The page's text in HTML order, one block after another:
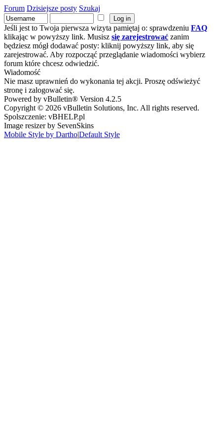
Forum Dzisiejsze posty Szukaj
Jeśli jest to Twoja pierwsza wizyta pamiętaj o: sprawdzeniu FAQ
klikając w powyższy link. Musisz się zarejestrować zanim
będziesz mógł dodawać posty: kliknij powyższy link, aby się
zarejestrować. Aby rozpocząć przeglądanie wiadomości wybierz
forum które chcesz odwiedzić.
Wiadomość
Nie masz uprawnień do wykonania tej akcji. Proszę odświeżyć
stronę i zalogować się.
Powered by vBulletin® Version 4.2.5
Copyright © 2026 vBulletin Solutions, Inc. All rights reserved.
Spolszczenie: vBHELP.pl
Image resizer by SevenSkins
Mobile Style by Dartho|Default Style